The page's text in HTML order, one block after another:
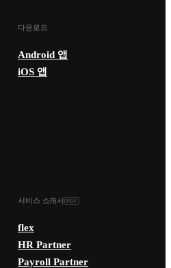
다운로드
Android 앱
iOS 앱
서비스 소개서
flex
HR Partner
Payroll Partner